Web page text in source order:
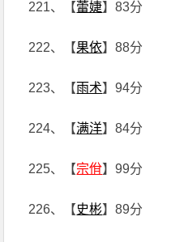
221、【蕾婕】83分
222、【果依】88分
223、【雨术】94分
224、【满洋】84分
225、【宗佾】99分
226、【史彬】89分